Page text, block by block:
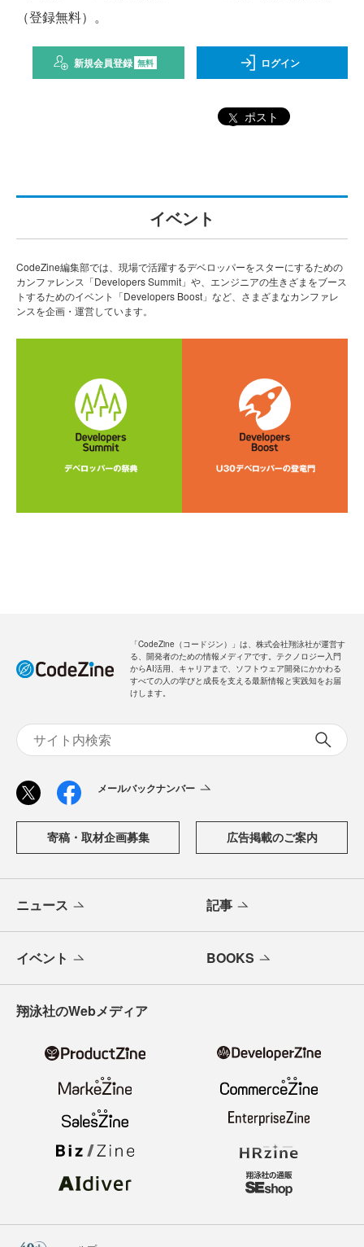
（登録無料）。
新規会員登録 無料 ログイン
ポスト
イベント
CodeZine編集部では、現場で活躍するデベロッパーをスターにするための
カンファレンス「Developers Summit」や、エンジニアの生きざまをブース
トするためのイベント「Developers Boost」など、さまざまなカンファレ
ンスを企画・運営しています。
「CodeZine（コードジン）」は、株式会社翔泳社が運営す
る、開発者のための情報メディアです。テクノロジー入門
からAI活用、キャリアまで、ソフトウェア開発にかかわる
すべての人の学びと成長を支える最新情報と実践知をお届
けします。
メールバックナンバー
寄稿・取材企画募集 広告掲載のご案内
ニュース 記事
イベント BOOKS
翔泳社のWebメディア